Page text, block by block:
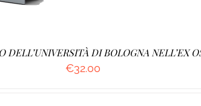
DELL’UNIVERSITÀ DI BOLOGNA NELL’EX
€32.00